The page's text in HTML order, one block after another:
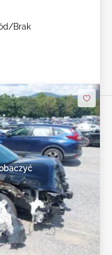
Brak